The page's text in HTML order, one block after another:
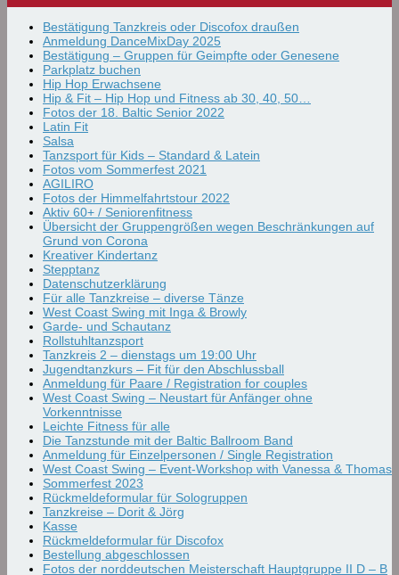
Bestätigung Tanzkreis oder Discofox draußen
Anmeldung DanceMixDay 2025
Bestätigung – Gruppen für Geimpfte oder Genesene
Parkplatz buchen
Hip Hop Erwachsene
Hip & Fit – Hip Hop und Fitness ab 30, 40, 50…
Fotos der 18. Baltic Senior 2022
Latin Fit
Salsa
Tanzsport für Kids – Standard & Latein
Fotos vom Sommerfest 2021
AGILIRO
Fotos der Himmelfahrtstour 2022
Aktiv 60+ / Seniorenfitness
Übersicht der Gruppengrößen wegen Beschränkungen auf
Grund von Corona
Kreativer Kindertanz
Stepptanz
Datenschutzerklärung
Für alle Tanzkreise – diverse Tänze
West Coast Swing mit Inga & Browly
Garde- und Schautanz
Rollstuhltanzsport
Tanzkreis 2 – dienstags um 19:00 Uhr
Jugendtanzkurs – Fit für den Abschlussball
Anmeldung für Paare / Registration for couples
West Coast Swing – Neustart für Anfänger ohne
Vorkenntnisse
Leichte Fitness für alle
Die Tanzstunde mit der Baltic Ballroom Band
Anmeldung für Einzelpersonen / Single Registration
West Coast Swing – Event-Workshop with Vanessa & Thomas
Sommerfest 2023
Rückmeldeformular für Sologruppen
Tanzkreise – Dorit & Jörg
Kasse
Rückmeldeformular für Discofox
Bestellung abgeschlossen
Fotos der norddeutschen Meisterschaft Hauptgruppe II D – B